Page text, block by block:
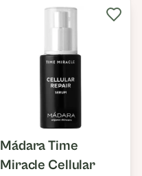
Mádara Time
Miracle Cellular